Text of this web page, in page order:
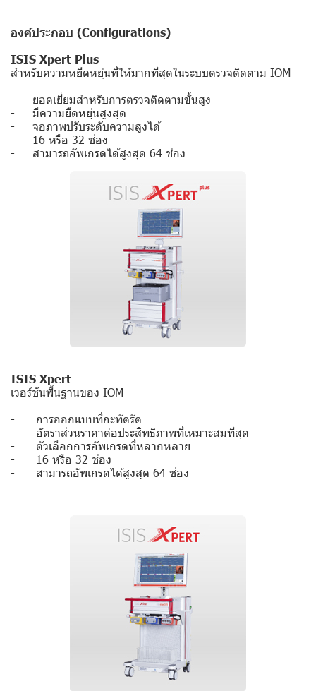
องค์ประกอบ (Configurations)
ISIS Xpert Plus
สำหรับความหยืดหยุ่นที่ให้มากที่สุดในระบบตรวจติดตาม IOM
- ยอดเยี่ยมสำหรับการตรวจติดตามขั้นสูง
- มีความยืดหยุ่นสูงสุด
- จอภาพปรับระดับความสูงได้
- 16 หรือ 32 ช่อง
- สามารถอัพเกรดได้สูงสุด 64 ช่อง
ISIS Xpert
เวอร์ชันพื้นฐานของ IOM
- การออกแบบที่กะทัดรัด
- อัตราส่วนราคาต่อประสิทธิภาพที่เหมาะสมที่สุด
- ตัวเลือกการอัพเกรดที่หลากหลาย
- 16 หรือ 32 ช่อง
- สามารถอัพเกรดได้สูงสุด 64 ช่อง